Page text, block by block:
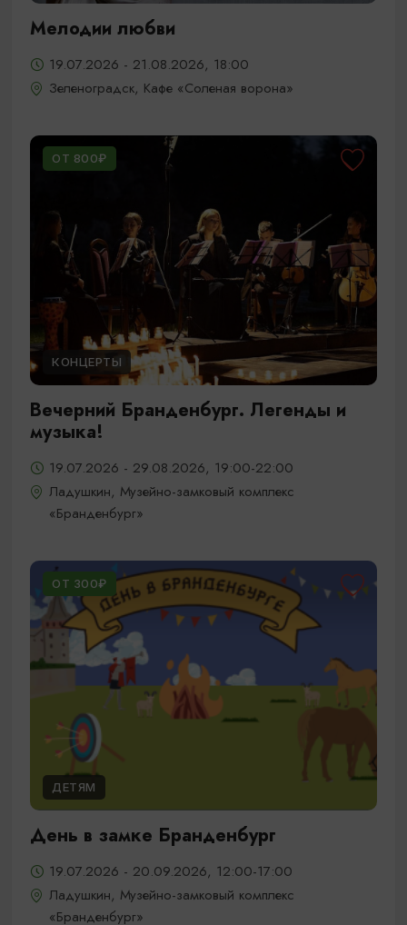
Мелодии любви
19.07.2026 - 21.08.2026, 18:00
Зеленоградск, Кафе «Соленая ворона»
ОТ 800₽
КОНЦЕРТЫ
Вечерний Бранденбург. Легенды и
музыка!
19.07.2026 - 29.08.2026, 19:00-22:00
Ладушкин, Музейно-замковый комплекс
«Бранденбург»
ОТ 300₽
ДЕТЯМ
День в замке Бранденбург
19.07.2026 - 20.09.2026, 12:00-17:00
Ладушкин, Музейно-замковый комплекс
«Бранденбург»